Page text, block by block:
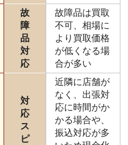
故
障
品
対
応
故障品は買取
不可、相場に
より買取価格
が低くなる場
合が多い
対
応
ス
ピ
近隣に店舗が
なく、出張対
応に時間がか
かる場合や、
振込対応が多